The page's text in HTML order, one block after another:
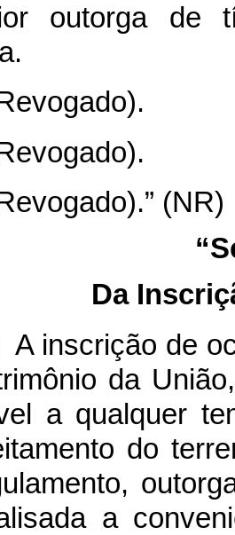
outorga de
(NR)
Da
A inscrição de
da
a qualquer
do
a